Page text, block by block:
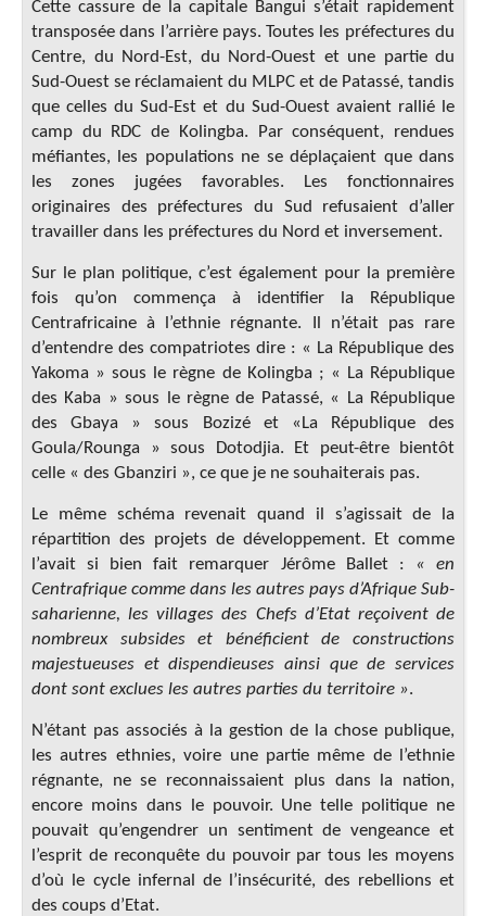
Cette cassure de la capitale Bangui s’était rapidement
transposée dans l’arrière pays. Toutes les préfectures du
Centre, du Nord-Est, du Nord-Ouest et une partie du
Sud-Ouest se réclamaient du MLPC et de Patassé, tandis
que celles du Sud-Est et du Sud-Ouest avaient rallié le
camp du RDC de Kolingba. Par conséquent, rendues
méfiantes, les populations ne se déplaçaient que dans
les zones jugées favorables. Les fonctionnaires
originaires des préfectures du Sud refusaient d’aller
travailler dans les préfectures du Nord et inversement.
Sur le plan politique, c’est également pour la première
fois qu’on commença à identifier la République
Centrafricaine à l’ethnie régnante. Il n’était pas rare
d’entendre des compatriotes dire : « La République des
Yakoma » sous le règne de Kolingba ; « La République
des Kaba » sous le règne de Patassé, « La République
des Gbaya » sous Bozizé et «La République des
Goula/Rounga » sous Dotodjia. Et peut-être bientôt
celle « des Gbanziri », ce que je ne souhaiterais pas.
Le même schéma revenait quand il s’agissait de la
répartition des projets de développement. Et comme
l’avait si bien fait remarquer Jérôme Ballet :
« en
Centrafrique comme dans les autres pays d’Afrique Sub-
saharienne, les villages des Chefs d’Etat reçoivent de
nombreux subsides et bénéficient de constructions
majestueuses et dispendieuses ainsi que de services
dont sont exclues les autres parties du territoire ».
N’étant pas associés à la gestion de la chose publique,
les autres ethnies, voire une partie même de l’ethnie
régnante, ne se reconnaissaient plus dans la nation,
encore moins dans le pouvoir. Une telle politique ne
pouvait qu’engendrer un sentiment de vengeance et
l’esprit de reconquête du pouvoir par tous les moyens
d’où le cycle infernal de l’insécurité, des rebellions et
des coups d’Etat.